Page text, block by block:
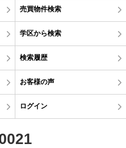
売買物件検索
学区から検索
検索履歴
お客様の声
ログイン